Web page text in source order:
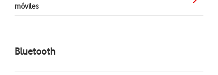
móviles
Bluetooth